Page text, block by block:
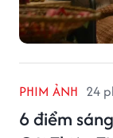
PHIM ẢNH 24
6 điểm